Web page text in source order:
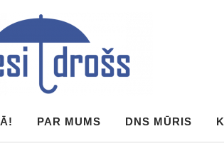
PAR MUMS DNS MŪRIS